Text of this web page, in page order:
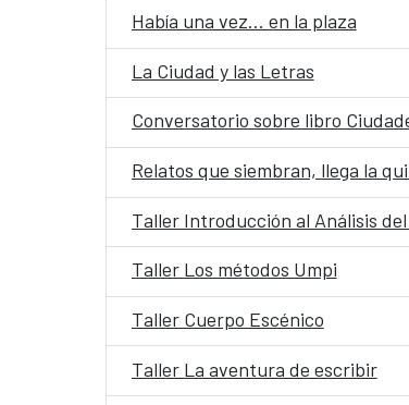
Había una vez… en la plaza
La Ciudad y las Letras​
Conversatorio sobre libro
Relatos que siembran, llega la
Taller Introducción al Análisis
Taller Los métodos Umpi
Taller Cuerpo Escénico
Taller La aventura de escribir